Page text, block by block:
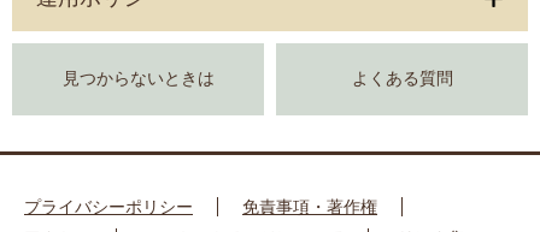
見つからないときは よくある質問
プライバシーポリシー
免責事項・著作権